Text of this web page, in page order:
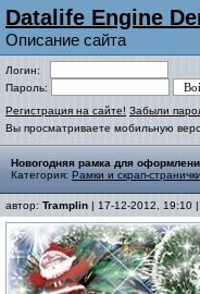
Datalife Engine
Описание сайта
Логин:
Пароль:
Регистрация на сайте! Забыли
Вы просматриваете мобильную
Новогодняя рамка для
Категория: Рамки и скрап-странички
автор: Tramplin | 17-12-2012, 19:10